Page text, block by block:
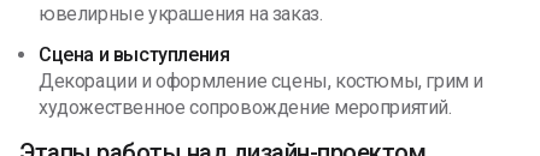
ювелирные украшения на заказ.
Сцена и выступления
Декорации и оформление сцены, костюмы, грим и
художественное сопровождение мероприятий.